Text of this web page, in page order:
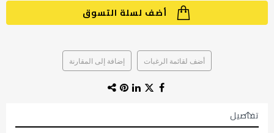
أضف لسلة التسوق
أضف لقائمة الرغبات إضافة إلى المقارنة
تفاصيل